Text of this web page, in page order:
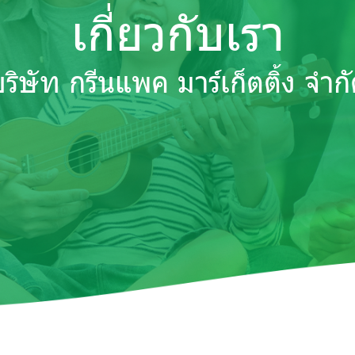
เกี่ยวกับเรา
ษัท กรีนแพค มาร์เก็ตติ้ง จำ